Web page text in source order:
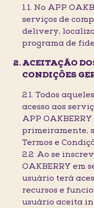
1.1. No APP
serviços de
delivery,
programa de
ACEITAÇÃO
CONDIÇÕES
2.1. Todos
acesso aos
APP
primeiramente,
Termos e
2.2. Ao se
OAKBERRY em
usuário terá
recursos e
usuário aceita